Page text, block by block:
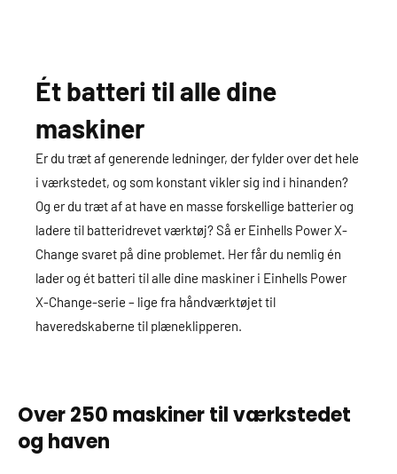
Ét batteri til alle dine
maskiner
Er du træt af generende ledninger, der fylder over det hele
i værkstedet, og som konstant vikler sig ind i hinanden?
Og er du træt af at have en masse forskellige batterier og
ladere til batteridrevet værktøj? Så er Einhells Power X-
Change svaret på dine problemet. Her får du nemlig én
lader og ét batteri til alle dine maskiner i Einhells Power
X-Change-serie – lige fra håndværktøjet til
haveredskaberne til plæneklipperen.
Over 250 maskiner til værkstedet
og haven